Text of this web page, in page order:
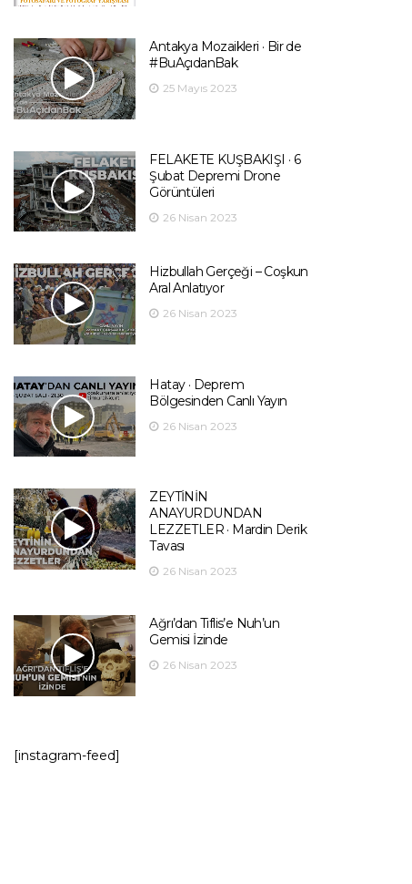
Antakya Mozaikleri · Bir de
#BuAçıdanBak
25 Mayıs 2023
FELAKETE KUŞBAKIŞI · 6
Şubat Depremi Drone
Görüntüleri
26 Nisan 2023
Hizbullah Gerçeği – Coşkun
Aral Anlatıyor
26 Nisan 2023
Hatay · Deprem
Bölgesinden Canlı Yayın
26 Nisan 2023
ZEYTİNİN
ANAYURDUNDAN
LEZZETLER · Mardin Derik
Tavası
26 Nisan 2023
Ağrı’dan Tiflis’e Nuh’un
Gemisi İzinde
26 Nisan 2023
[instagram-feed]